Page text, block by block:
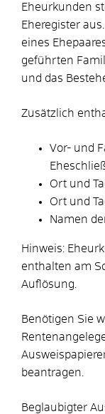
Eheurkunden
Eheregister
eines
geführten
und das
Zusätzlich
Vor- und
Ort und
Ort und
Namen
Hinweis:
enthalten am
Auflösung.
Benötigen Sie
beantragen.
Beglaubigter